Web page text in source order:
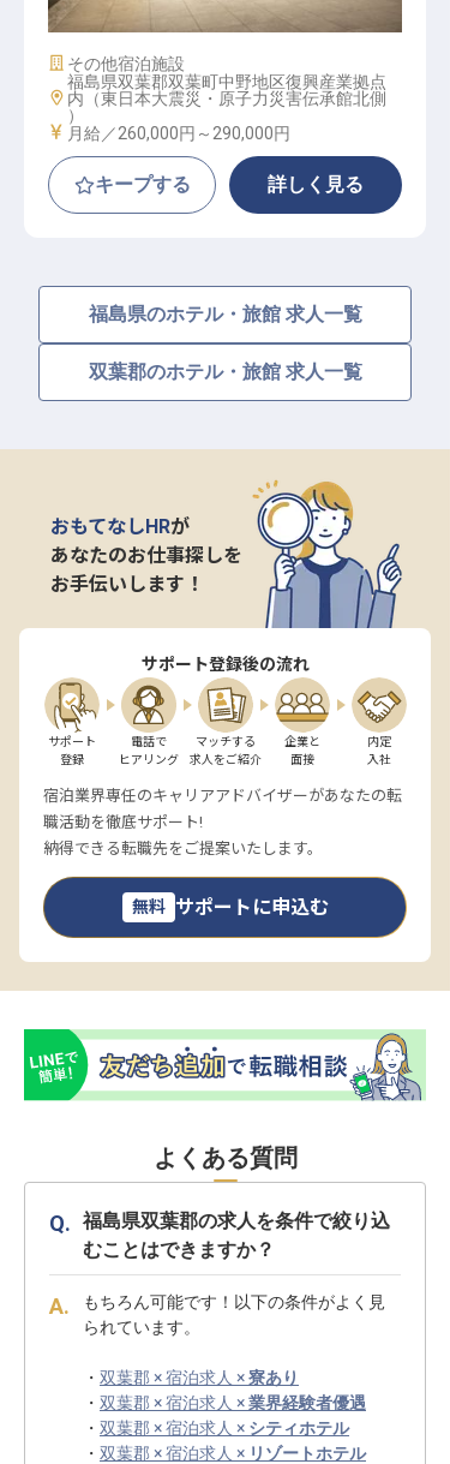
度有
施設業態
その他宿泊施設
勤務地
福島県双葉郡双葉町中野地区復興産業拠点
内（東日本大震災・原子力災害伝承館北側
）
給与
月給／260,000円～ 290,000円
キープする 詳しく見る
福島県のホテル・旅館 求人一覧
双葉郡のホテル・旅館 求人一覧
おもてなしHRが
あなたのお仕事探しを
お手伝いします！
サポート登録後の流れ
サポート
登録
電話で
ヒアリング
マッチする
求人をご紹介
企業と
面接
内定
入社
宿泊業界専任のキャリアアドバイザーがあなたの転
職活動を徹底サポート!
納得できる転職先をご提案いたします。
無料 サポートに申込む
よくある質問
福島県双葉郡の求人を条件で絞り込
むことはできますか？
もちろん可能です！以下の条件がよく見
られています。
・ 双葉郡 × 宿泊求人 ×寮あり
・ 双葉郡 × 宿泊求人 ×業界経験者優遇
・ 双葉郡 × 宿泊求人 × シティホテル
・ 双葉郡 × 宿泊求人 × リゾートホテル